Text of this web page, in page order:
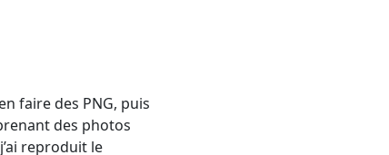
faire des PNG, puis
des photos
reproduit le